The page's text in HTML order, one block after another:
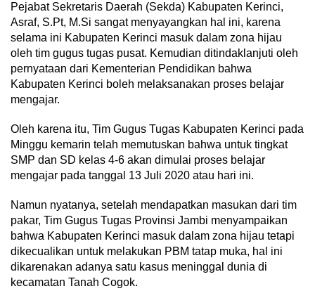
Pejabat Sekretaris Daerah (Sekda) Kabupaten Kerinci,
Asraf, S.Pt, M.Si sangat menyayangkan hal ini, karena
selama ini Kabupaten Kerinci masuk dalam zona hijau
oleh tim gugus tugas pusat. Kemudian ditindaklanjuti oleh
pernyataan dari Kementerian Pendidikan bahwa
Kabupaten Kerinci boleh melaksanakan proses belajar
mengajar.
Oleh karena itu, Tim Gugus Tugas Kabupaten Kerinci pada
Minggu kemarin telah memutuskan bahwa untuk tingkat
SMP dan SD kelas 4-6 akan dimulai proses belajar
mengajar pada tanggal 13 Juli 2020 atau hari ini.
Namun nyatanya, setelah mendapatkan masukan dari tim
pakar, Tim Gugus Tugas Provinsi Jambi menyampaikan
bahwa Kabupaten Kerinci masuk dalam zona hijau tetapi
dikecualikan untuk melakukan PBM tatap muka, hal ini
dikarenakan adanya satu kasus meninggal dunia di
kecamatan Tanah Cogok.